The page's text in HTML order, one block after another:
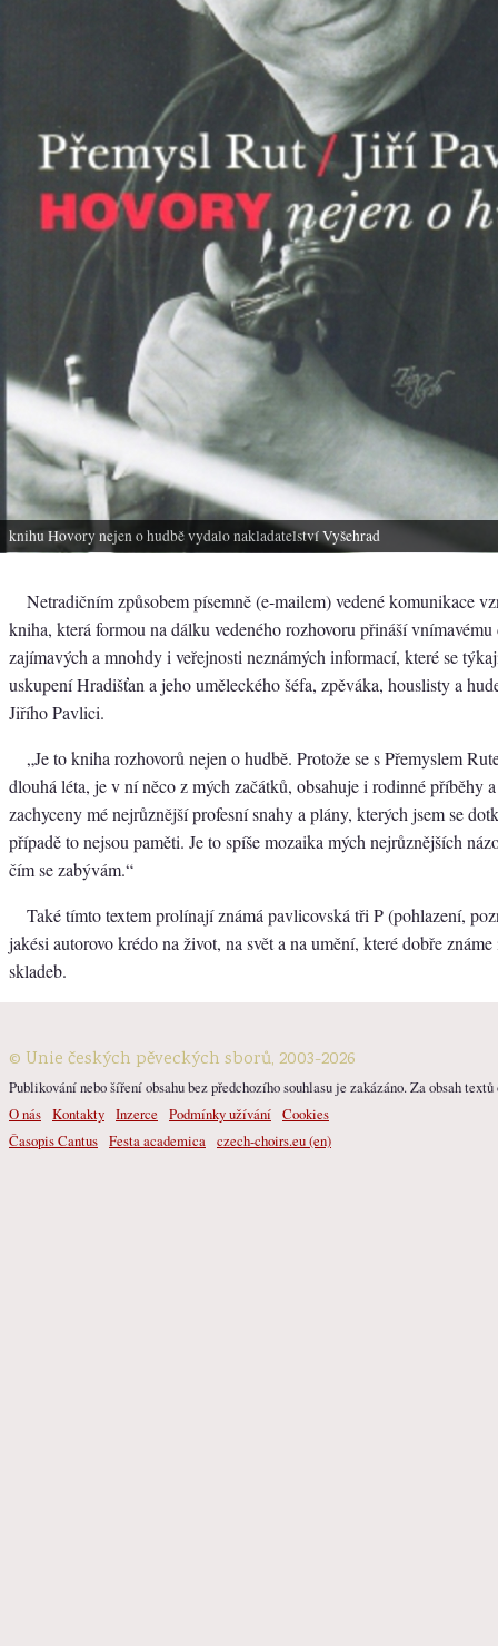
knihu Hovory nejen o hudbě vydalo nakladatelství Vyšehrad
Netradičním způsobem písemně (e-mailem) vedené komunikace
kniha, která formou na dálku vedeného rozhovoru přináší vnímavému
zajímavých a mnohdy i veřejnosti neznámých informací, které se
uskupení Hradišťan a jeho uměleckého šéfa, zpěváka, houslisty a
Jiřího Pavlici.
„Je to kniha rozhovorů nejen o hudbě. Protože se s Přemyslem
dlouhá léta, je v ní něco z mých začátků, obsahuje i rodinné příběhy
zachyceny mé nejrůznější profesní snahy a plány, kterých jsem se
případě to nejsou paměti. Je to spíše mozaika mých nejrůznějších
čím se zabývám.“
Také tímto textem prolínají známá pavlicovská tři P (pohlazení,
jakési autorovo krédo na život, na svět a na umění, které dobře
skladeb.
© Unie českých pěveckých sborů, 2003-2026
Publikování nebo šíření obsahu bez předchozího souhlasu je zakázáno. Za obsah
O nás Kontakty Inzerce Podmínky užívání Cookies
Časopis Cantus Festa academica czech-choirs.eu (en)